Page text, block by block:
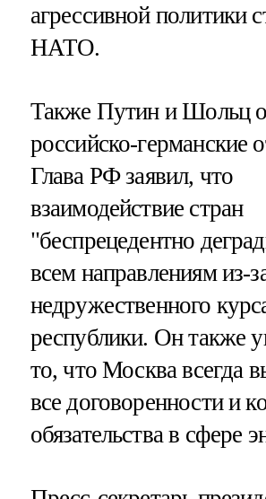
агрессивной политики
НАТО.
Также Путин и Шольц
российско-германские
Глава РФ заявил, что
взаимодействие стран
"беспрецедентно
всем направлениям из-
недружественного
республики. Он также
то, что Москва всегда
все договоренности и
обязательства в сфере